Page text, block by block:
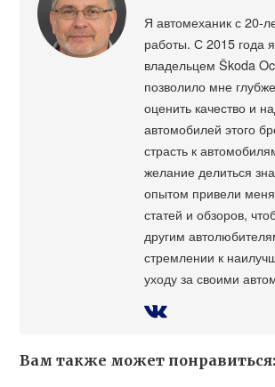
Я автомеханик с 20-
работы. С 2015 года
владельцем Škoda
позволило мне
оценить качество и
автомобилей этого
страсть к
желание делиться
опытом привели
статей и обзоров,
другим
стремлении к
уходу за своими
Вам также может понравиться: